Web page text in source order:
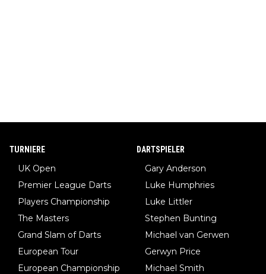
TURNIERE
UK Open
Premier League Darts
Players Championship
The Masters
Grand Slam of Darts
European Tour
European Championship
DARTSPIELER
Gary Anderson
Luke Humphries
Luke Littler
Stephen Bunting
Michael van Gerwen
Gerwyn Price
Michael Smith